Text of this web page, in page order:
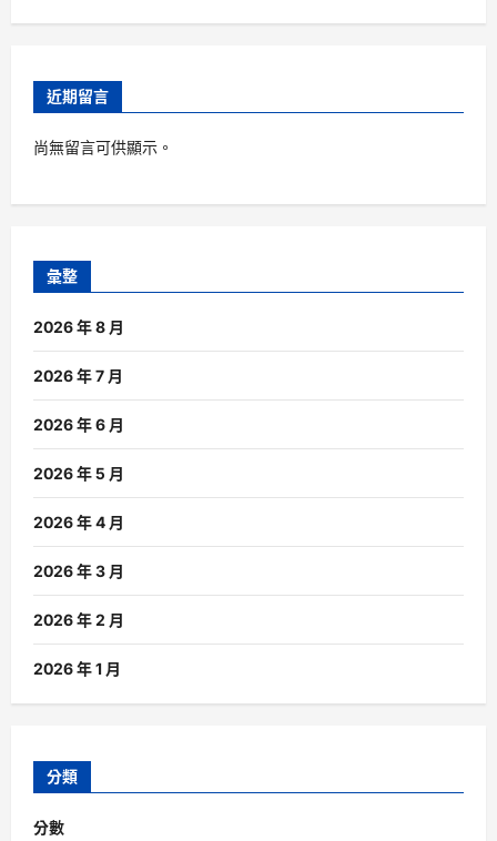
近期留言
尚無留言可供顯示。
彙整
2026 年 8 月
2026 年 7 月
2026 年 6 月
2026 年 5 月
2026 年 4 月
2026 年 3 月
2026 年 2 月
2026 年 1 月
分類
分數